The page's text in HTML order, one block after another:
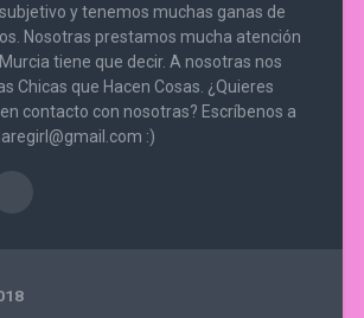
y tenemos muchas ganas de
Nosotras prestamos mucha atención
tiene que decir. A nosotras nos
Chicas que Hacen Cosas. ¿Quieres
contacto con nosotras? Escríbenos a
:)